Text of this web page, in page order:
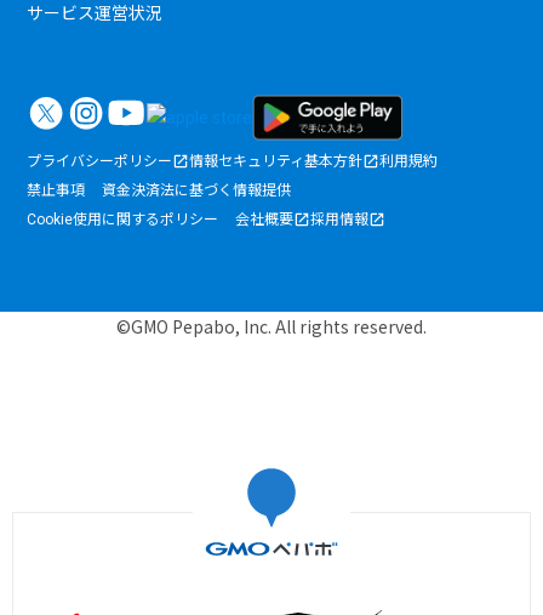
サービス運営状況
プライバシーポリシー 情報セキュリティ基本方針
利用規約
禁止事項
資金決済法に基づく情報提供
Cookie使用に関するポリシー
会社概要 採用情報
©GMO Pepabo, Inc. All rights reserved.